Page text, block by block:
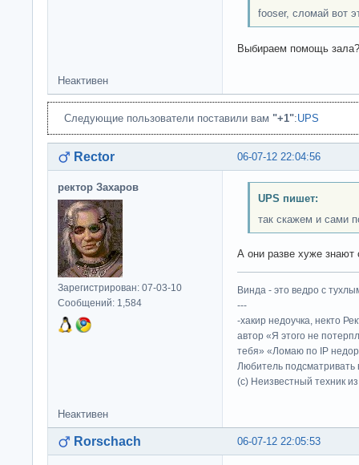
fooser, сломай вот
Выбираем помощь зала?
Неактивен
Следующие пользователи поставили вам "+1":UPS
06-07-12 22:04:56
Rector
ректор Захаров
Зарегистрирован: 07-03-10
Сообщений: 1,584
UPS пишет:
так скажем и сами
А они разве хуже
Винда - это ведро с
---
-хакир недоучка, некто
автор «Я этого не
тебя» «Ломаю по IP
Любитель подсматривать
(c) Неизвестный техник
Неактивен
06-07-12 22:05:53
Rorschach